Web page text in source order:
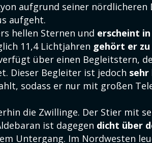
aufgrund seiner
aufgeht.
hellen Sternen und erscheint
11,4 Lichtjahren gehört er zu
über einen Begleitstern,
Dieser Begleiter ist jedoch sehr
sodass er nur mit großen
die Zwillinge. Der Stier mit
ist dagegen dicht über
Untergang. Im Nordwesten